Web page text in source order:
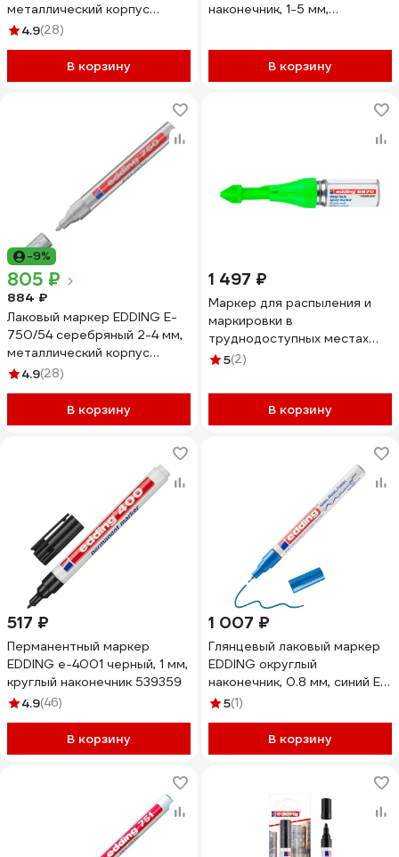
металлический корпус
87779
4.9(28)
В корзину
наконечник, 1-5 мм,
В корзину
-9%
805 ₽
884 ₽
Лаковый маркер EDDING E-
750/54 серебряный 2-4 мм,
металлический корпус
537616
4.9(28)
В корзину
1 497 ₽
Маркер для распыления и
маркировки в
труднодоступных местах
EDDING до 50 мм, диаметр
8870
5(2)
В корзину
517 ₽
Перманентный маркер
EDDING e-4001 черный, 1 мм,
круглый наконечник 539359
4.9(46)
В корзину
1 007 ₽
Глянцевый лаковый маркер
EDDING округлый
наконечник, 0.8 мм, синий E-
7803 1122673
5(1)
В корзину